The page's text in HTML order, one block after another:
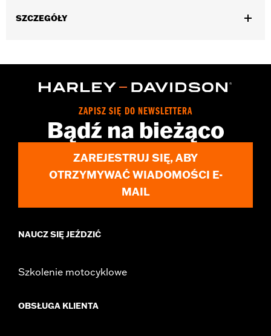
SZCZEGÓŁY
Installation Instructions
Left and Right trim and installation hardware
WARRANTY:1 year limited warranty – Go towww.h-
d.com/warrantyfor full details
ZAPISZ SIĘ DO NEWSLETTERA
Bądź na bieżąco
ZAREJESTRUJ SIĘ, ABY
OTRZYMYWAĆ WIADOMOŚCI E-
MAIL
NAUCZ SIĘ JEŹDZIĆ
Szkolenie motocyklowe
OBSŁUGA KLIENTA